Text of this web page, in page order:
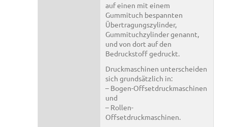
auf einen mit einem
Gummituch bespannten
Übertragungszylinder,
Gummituchzylinder genannt,
und von dort auf den
Bedruckstoff gedruckt.
Druckmaschinen unterscheiden
sich grundsätzlich in:
– Bogen-Offsetdruckmaschinen
und
– Rollen-
Offsetdruckmaschinen.